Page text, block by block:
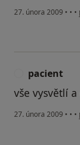
27. února 2009 • • •
pacient
vše vysvětlí
27. února 2009 • • •